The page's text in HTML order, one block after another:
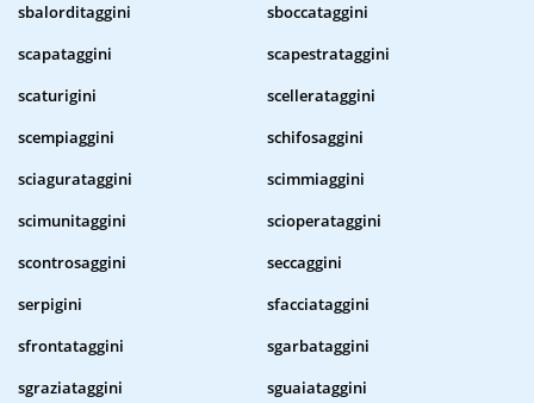
sbalorditaggini
sboccataggini
scapataggini
scapestrataggini
scaturigini
scellerataggini
scempiaggini
schifosaggini
sciagurataggini
scimmiaggini
scimunitaggini
scioperataggini
scontrosaggini
seccaggini
serpigini
sfacciataggini
sfrontataggini
sgarbataggini
sgraziataggini
sguaiataggini